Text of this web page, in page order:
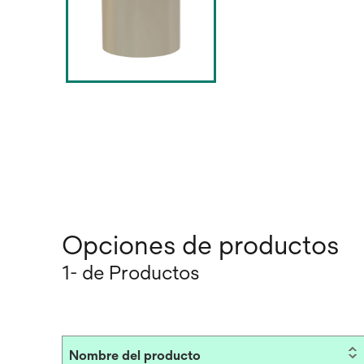
Opciones de productos
1- de Productos
Nombre del producto